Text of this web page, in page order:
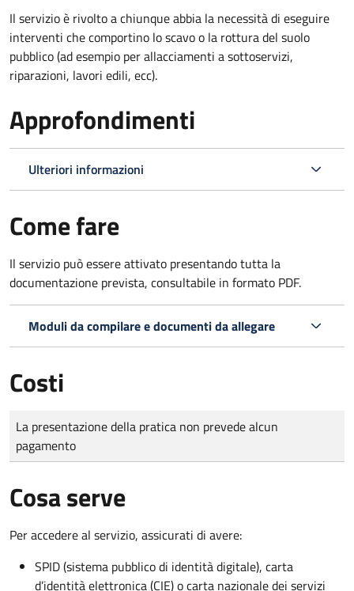
Il servizio è rivolto a chiunque abbia la necessità di eseguire
interventi che comportino lo scavo o la rottura del suolo
pubblico (ad esempio per allacciamenti a sottoservizi,
riparazioni, lavori edili, ecc).
Approfondimenti
Ulteriori informazioni
Come fare
Il servizio può essere attivato presentando tutta la
documentazione prevista, consultabile in formato PDF.
Moduli da compilare e documenti da allegare
Costi
Tipo di pagamento
Importo
La presentazione della pratica non prevede alcun
pagamento
Cosa serve
Per accedere al servizio, assicurati di avere:
SPID (sistema pubblico di identità digitale), carta
d’identità elettronica (CIE) o carta nazionale dei servizi